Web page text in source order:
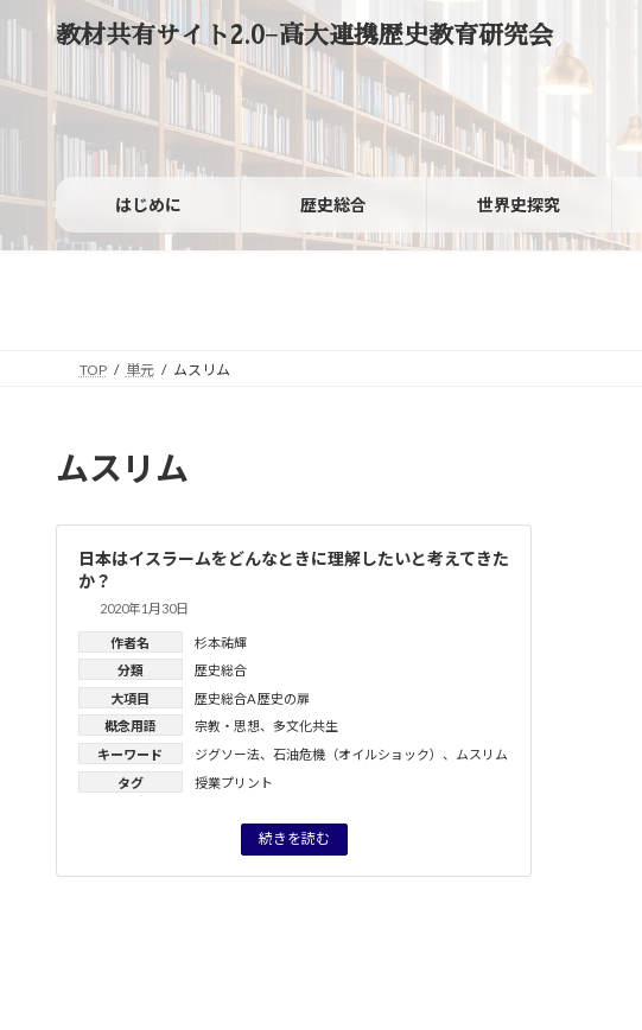
ン
ッ
ー
移
教材共有サイト2.0−高大連携歴史教育研究会
はじめに 歴史総合 世界史探究
TOP 単元 ムスリム
ムスリム
日本はイスラームをどんなときに理解したいと考えてきた
か？
2020年1月30日
タグ 授業プリント
作者名 杉本祐輝
大項目
歴史総合A 歴史の扉
概念用語
宗教・思想、 多文化共生
キーワード
ジグソー法、 石油危機（オイルショック） 、 ムスリム
分類 歴史総合
続きを読む